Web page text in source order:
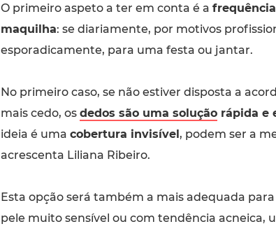
O primeiro aspeto a ter em conta é a
maquilha: se diariamente, por motivos
esporadicamente, para uma festa ou jantar.
No primeiro caso, se não estiver disposta a
mais cedo, os dedos são uma soluçãorápida e
ideia é uma cobertura invisível, podem ser a
acrescenta Liliana Ribeiro.
Esta opção será também a mais adequada
pele muito sensível ou com tendência acneica,